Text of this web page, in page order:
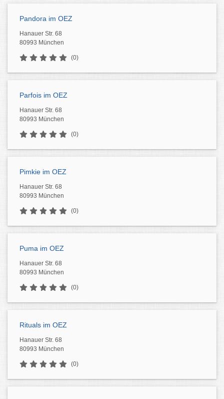
Pandora im OEZ
Hanauer Str. 68
80993 München
(0)
Parfois im OEZ
Hanauer Str. 68
80993 München
(0)
Pimkie im OEZ
Hanauer Str. 68
80993 München
(0)
Puma im OEZ
Hanauer Str. 68
80993 München
(0)
Rituals im OEZ
Hanauer Str. 68
80993 München
(0)